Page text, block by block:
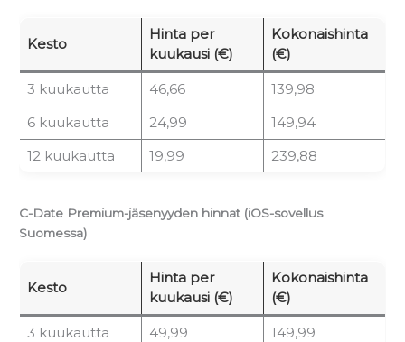
Kesto
Hinta per
kuukausi (€)
Kokonaishinta
(€)
3 kuukautta 46,66
139,98
6 kuukautta
24,99
149,94
12 kuukautta
19,99 239,88
C-Date Premium-jäsenyyden hinnat (iOS-sovellus
Suomessa)
Kesto
Hinta per
kuukausi (€)
Kokonaishinta
(€)
3 kuukautta 49,99
149,99